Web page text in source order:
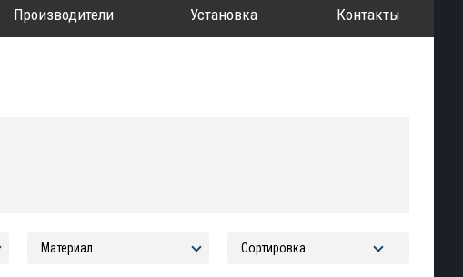
Производители Установка Контакты